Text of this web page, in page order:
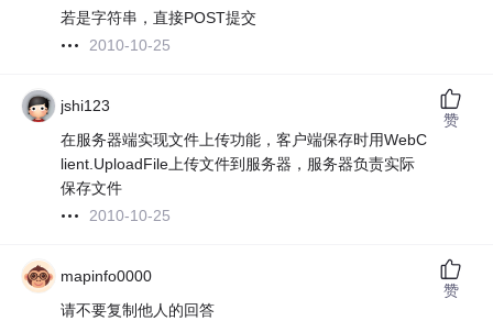
若是字符串，直接POST提交
2010-10-25
jshi123
在服务器端实现文件上传功能，客户端保存时用WebC
lient.UploadFile上传文件到服务器，服务器负责实际
保存文件
2010-10-25
赞
mapinfo0000
请不要复制他人的回答
赞